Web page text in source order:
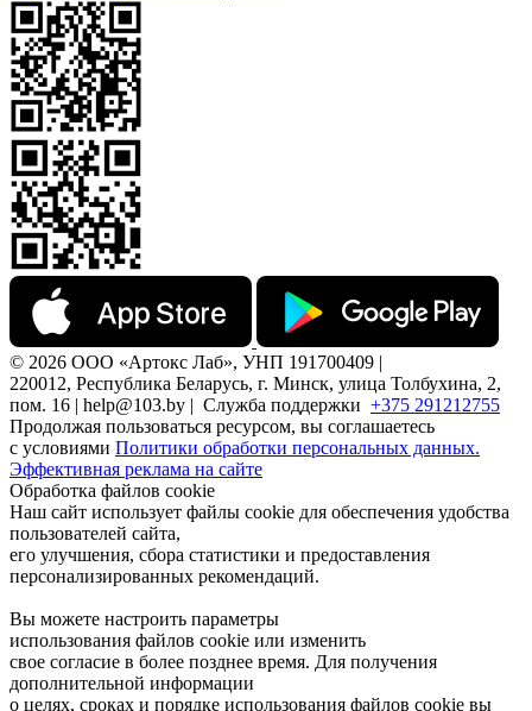
© 2026 ООО «Артокс Лаб», УНП 191700409 |
220012, Республика Беларусь, г. Минск, улица Толбухина, 2,
пом. 16 | help@103.by | Служба поддержки +375 291212755
Продолжая пользоваться ресурсом, вы соглашаетесь
с условиями Политики обработки персональных данных.
Эффективная реклама на сайте
Обработка файлов cookie
Наш сайт использует файлы cookie для обеспечения удобства
пользователей сайта,
его улучшения, сбора статистики и предоставления
персонализированных рекомендаций.
Вы можете настроить параметры
использования файлов cookie или изменить
свое согласие в более позднее время. Для получения
дополнительной информации
о целях, сроках и порядке использования файлов cookie вы